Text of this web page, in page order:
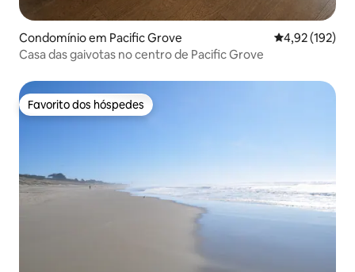
Condomínio em Pacific Grove Classificação
4,92 (192)
Casa das gaivotas no centro de Pacific Grove
Favorito dos hóspedes
Favorito dos hóspedes